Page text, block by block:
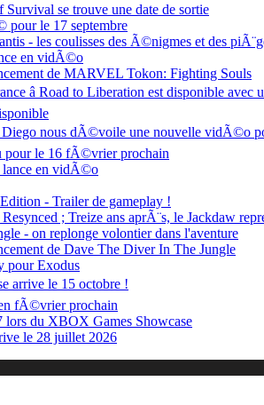
se trouve une date de sortie
pour le 17 septembre
- les coulisses des Ã©nigmes et des
en vidÃ©o
de MARVEL Tokon: Fighting Souls
â Road to Liberation est disponible
nous dÃ©voile une nouvelle vidÃ©o
le 16 fÃ©vrier prochain
lance en vidÃ©o
- Trailer de gameplay !
; Treize ans aprÃ¨s, le Jackdaw
- on replonge volontier dans l'aventure
de Dave The Diver In The Jungle
pour Exodus
arrive le 15 octobre !
fÃ©vrier prochain
du XBOX Games Showcase
le 28 juillet 2026